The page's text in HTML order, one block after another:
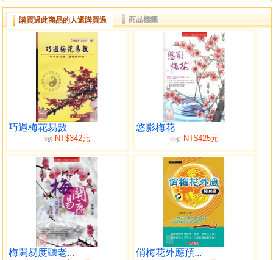
中五元 166
三年內有車禍 178
夢裡夢外說梅花 190
還原車禍 197
一個簡單的調動卦 200
事事皆有因，源在卦中尋 204
長途汽車站等人悟到的：萬物皆有一乾坤 206
裝修鑰匙肯定能找到 208
預測能將人算沒了 210
第十章 梅花易數的多樣性 217
照片透天機 217
吃烤魚記 221
命中註定你就要坐在哪 225
工號牌裡面蘊含的信息 228
第十一章 古今經典卦例詳解三則 232
一、觀梅占 232
購買過此商品的人還購買過 商品標籤
巧遇梅花易數
9折NT$342元
悠影梅花
85折NT$425元
梅開易度聽老... 俏梅花外應預...